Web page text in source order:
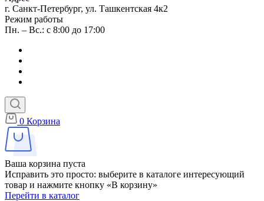
г. Санкт-Петербург, ул. Ташкентская 4к2
Режим работы
Пн. – Вс.: с 8:00 до 17:00
0 Корзина
Ваша корзина пуста
Исправить это просто: выберите в каталоге интересующий
товар и нажмите кнопку «В корзину»
Перейти в каталог